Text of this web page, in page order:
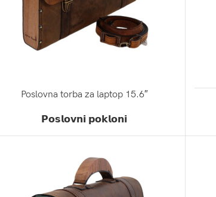
PONUDU
Poslovna torba za laptop 15.6″
𝗣𝗼𝘀𝗹𝗼𝘃𝗻𝗶 𝗽𝗼𝗸𝗹𝗼𝗻𝗶